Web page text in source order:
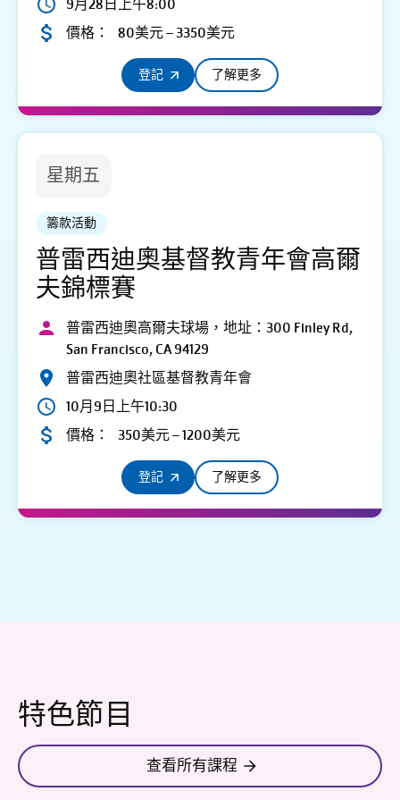
9月28日上午8:00
價格：
80美元 – 3350美元
登記 了解更多
星期五
籌款活動
普雷西迪奧基督教青年會高爾
夫錦標賽
普雷西迪奧高爾夫球場，地址：300 Finley Rd,
San Francisco, CA 94129
普雷西迪奧社區基督教青年會
10月9日上午10:30
價格：
350美元 – 1200美元
登記 了解更多
特色節目
查看所有課程